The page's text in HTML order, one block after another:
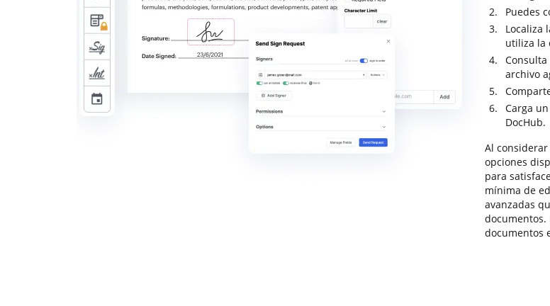
Puedes
Localiza
utiliza la
archivo
Carga
DocHub.
Al
opciones
para
mínima de
avanzadas
documentos